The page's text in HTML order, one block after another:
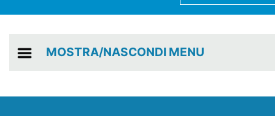
MOSTRA/NASCONDI MENU